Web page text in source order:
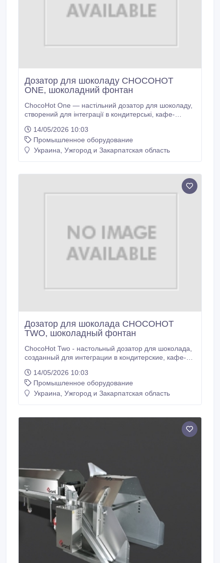
Дозатор для шоколаду CHOCOHOT
ONE, шоколадний фонтан
ChocoHot One — настільний дозатор для шоколаду,
створений для інтеграції в кондитерські, кафе-
дозволяє привернути увагу клієнтів завдяки своєму
мальовничому ефекту та стильному дизайну і може
використовуватися для наповнення ріжків і чашок,
14/05/2026 10:03
Промышленное оборудование
Украина, Ужгород и Закарпатская область
Дозатор для шоколада CHOCOHOT
TWO, шоколадный фонтан
ChocoHot Two - настольный дозатор для шоколада,
созданный для интеграции в кондитерские, кафе-
позволяет привлечь внимание клиентов благодаря
своему живописному эффекту и стильному дизайну
и может использоваться для наполнения рожков и
14/05/2026 10:03
Промышленное оборудование
Украина, Ужгород и Закарпатская область